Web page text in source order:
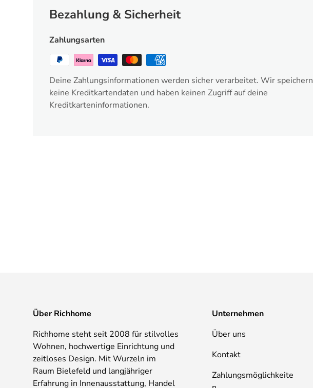
Bezahlung & Sicherheit
Zahlungsarten
Deine Zahlungsinformationen werden sicher verarbeitet. Wir speichern
keine Kreditkartendaten und haben keinen Zugriff auf deine
Kreditkarteninformationen.
Über Richhome
Richhome steht seit 2008 für stilvolles
Wohnen, hochwertige Einrichtung und
zeitloses Design. Mit Wurzeln im
Raum Bielefeld und langjähriger
Erfahrung in Innenausstattung, Handel
Unternehmen
Über uns
Kontakt
Zahlungsmöglichkeite